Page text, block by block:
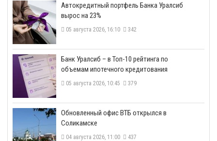
​Автокредитный портфель Банка Уралсиб
вырос на 23%
05 августа 2026, 16:10 342
​Банк Уралсиб – в Топ-10 рейтинга по
объемам ипотечного кредитования
05 августа 2026, 10:45 379
​Обновленный офис ВТБ открылся в
Соликамске
04 августа 2026, 11:00 437